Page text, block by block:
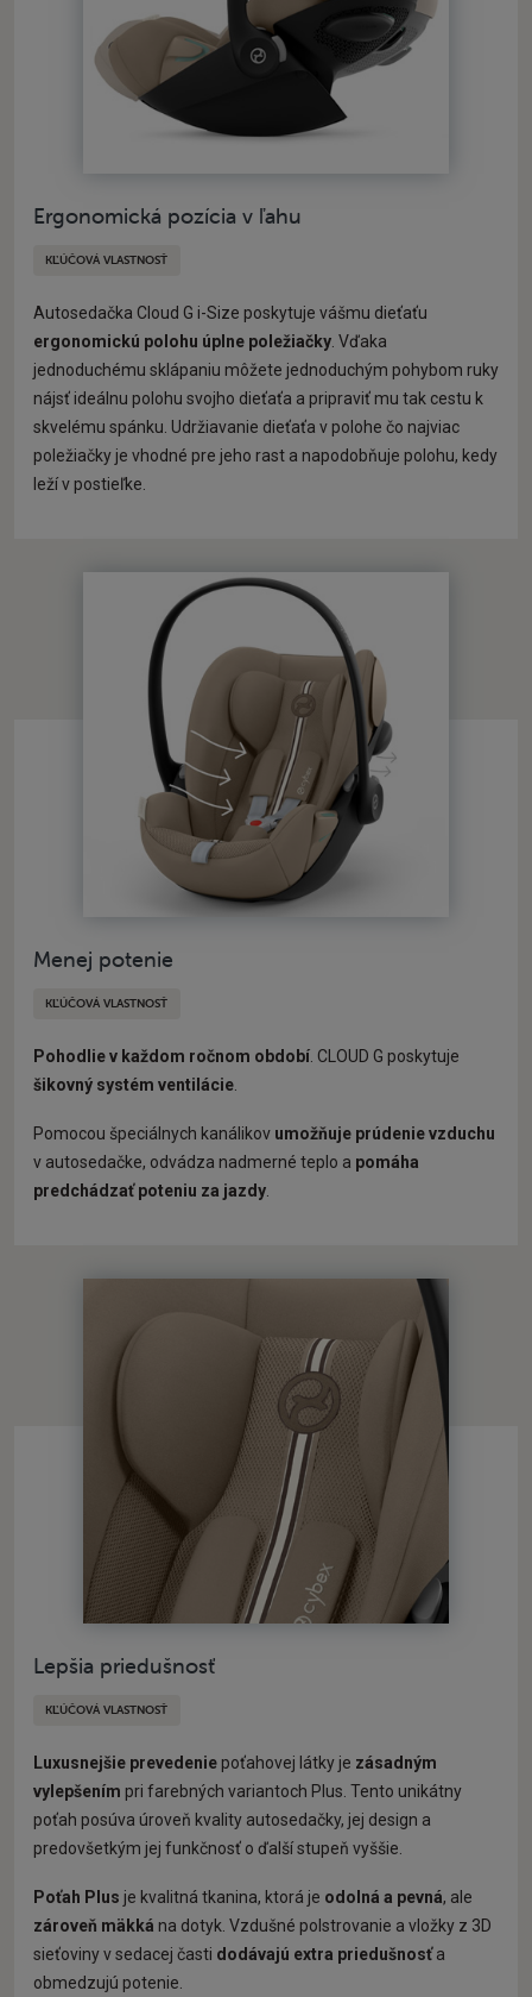
Ergonomická pozícia v ľahu
KĽÚČOVÁ VLASTNOSŤ
Autosedačka Cloud G i-Size poskytuje vášmu dieťaťu
ergonomickú polohu úplne poležiačky. Vďaka
jednoduchému sklápaniu môžete jednoduchým pohybom ruky
nájsť ideálnu polohu svojho dieťaťa a pripraviť mu tak cestu k
skvelému spánku. Udržiavanie dieťaťa v polohe čo najviac
poležiačky je vhodné pre jeho rast a napodobňuje polohu, kedy
leží v postieľke.
Menej potenie
KĽÚČOVÁ VLASTNOSŤ
Pohodlie v každom ročnom období . CLOUD G poskytuje
šikovný systém ventilácie
Pomocou špeciálnych kanálikov umožňuje prúdenie vzduchu
v autosedačke, odvádza nadmerné teplo a pomáha
predchádzať poteniu za jazdy.
Lepšia priedušnosť
KĽÚČOVÁ VLASTNOSŤ
Luxusnejšie prevedeniepoťahovej látky je zásadným
vylepšením pri farebných variantoch Plus. Tento unikátny
poťah posúva úroveň kvality autosedačky, jej design a
predovšetkým jej funkčnosť o ďalší stupeň vyššie.
Poťah Plus je kvalitná tkanina, ktorá je odolná a pevná, ale
zároveň mäkká na dotyk. Vzdušné polstrovanie a vložky z 3D
sieťoviny v sedacej časti dodávajú extra priedušnosťa
obmedzujú potenie.